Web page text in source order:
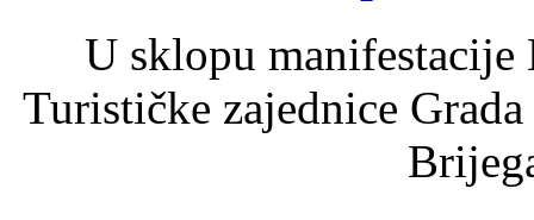
U sklopu
Turističke zajednice